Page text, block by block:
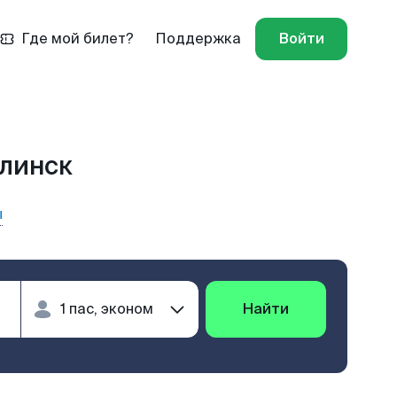
Где мой билет? Поддержка Войти
Найти